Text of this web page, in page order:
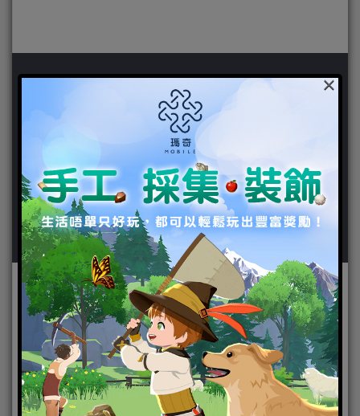
作者：粉紅大少爺
×